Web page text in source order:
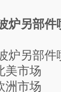
炉另部件
另部件
市场
市场